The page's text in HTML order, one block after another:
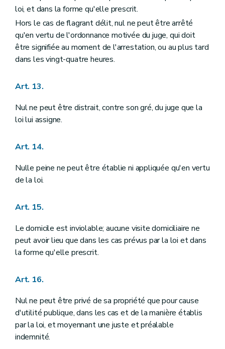
Section II De la Cour d'arbitrage
Art. 142
Section III De la prévention et du règlement des conflits d'intérêts
Art. 143
Chapitre VI DU POUVOIR JUDICIAIRE
Art. 144
Art. 145
Art. 147
Art. 149
Art. 150
Art. 151
Art. 154
Art. 156
Art. 157
Chapitre VII
Art. 161
Chapitre VIII DES INSTITUTIONS PROVINCIALES ET COMMUNALES
Art. 162
Art. 163
Art. 166
Titre IV DES INSTITUTIONS INTERNATIONALES
Art. 167
Art. 168
Art. 169
Titre V
Art. 170
loi, et dans la forme qu'elle prescrit.
Hors le cas de flagrant délit, nul ne peut être arrêté
qu'en vertu de l'ordonnance motivée du juge, qui doit
être signifiée au moment de l'arrestation, ou au plus tard
dans les vingt-quatre heures.
Art. 13.
Nul ne peut être distrait, contre son gré, du juge que la
loi lui assigne.
Art. 14.
Nulle peine ne peut être établie ni appliquée qu'en vertu
de la loi.
Art. 15.
Le domicile est inviolable; aucune visite domiciliaire ne
peut avoir lieu que dans les cas prévus par la loi et dans
la forme qu'elle prescrit.
Art. 16.
Nul ne peut être privé de sa propriété que pour cause
d'utilité publique, dans les cas et de la manière établis
par la loi, et moyennant une juste et préalable
indemnité.